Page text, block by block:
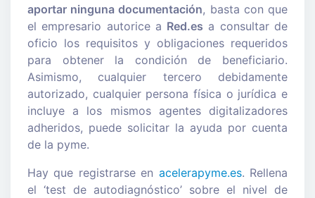
aportar ninguna documentación, basta con que
el empresario autorice a Red.es a consultar de
oficio los requisitos y obligaciones requeridos
para obtener la condición de beneficiario.
Asimismo, cualquier tercero debidamente
autorizado, cualquier persona física o jurídica e
incluye a los mismos agentes digitalizadores
adheridos, puede solicitar la ayuda por cuenta
de la pyme.
Hay que registrarse en acelerapyme.es. Rellena
el ‘test de autodiagnóstico’ sobre el nivel de